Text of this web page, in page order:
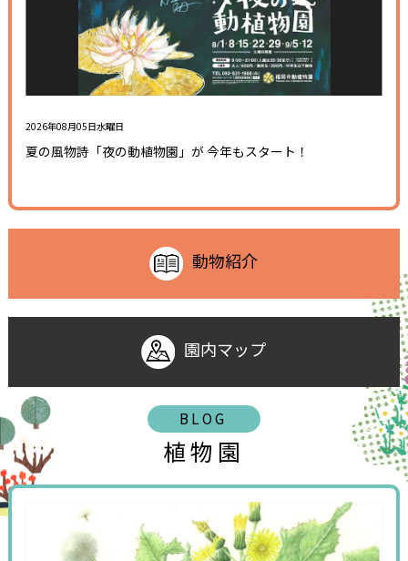
2026年08月05日水曜日
夏の風物詩「夜の動植物園」が 今年もスタート！
動物紹介
園内マップ
BLOG
植物園